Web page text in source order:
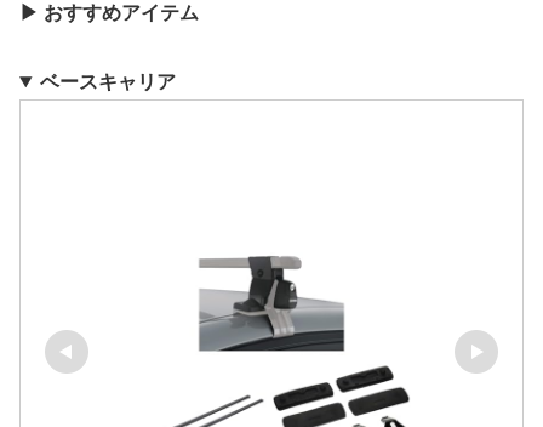
▶ おすすめアイテム
ベースキャリア